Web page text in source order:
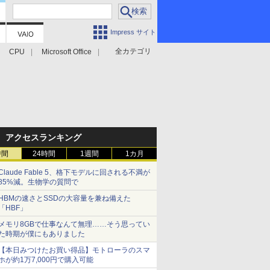
Impress サイト
全カテゴリ
CPU Microsoft Office
アクセスランキング
24時間 1週間 1カ月
Fable 5、格下モデルに回される不満が
減。生物学の質問で
の速さとSSDの大容量を兼ね備えた
HBF」
モリ8GBで仕事なんて無理……そう思ってい
時期が僕にもありました
本日みつけたお買い得品】モトローラのスマ
が約1万7,000円で購入可能